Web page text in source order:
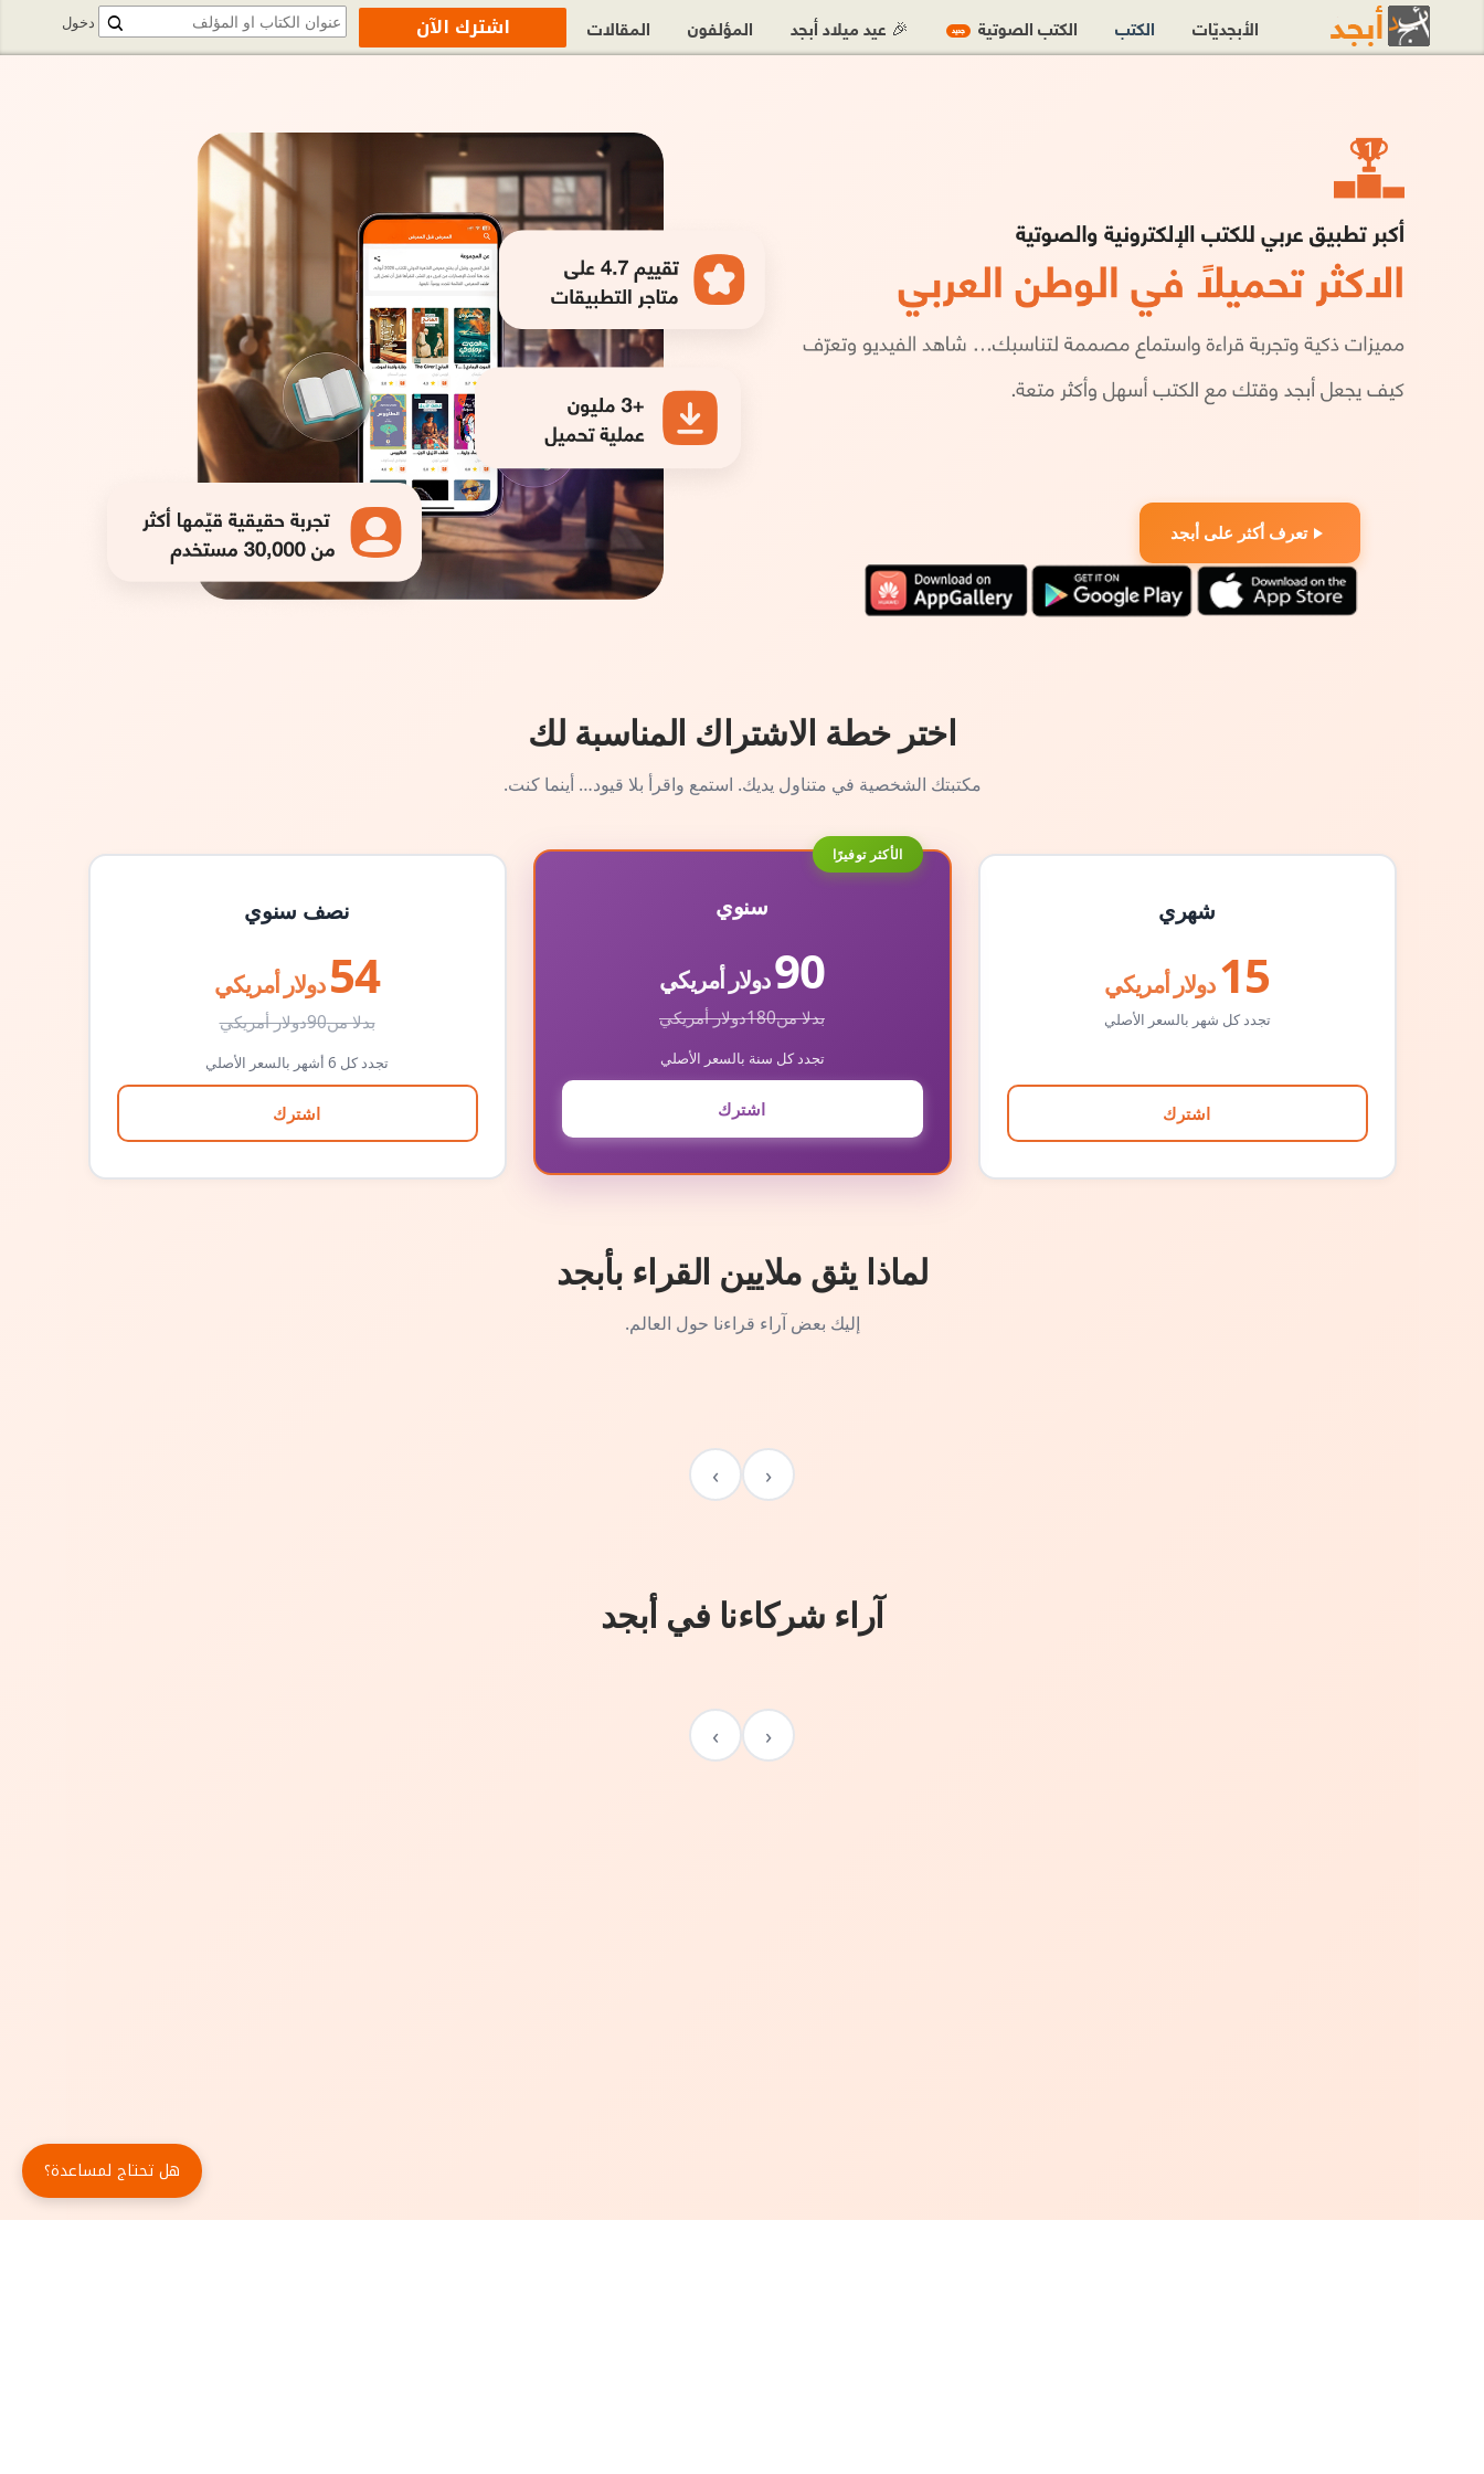
تعرف أكثر على أبجد
اختر خطة الاشتراك المناسبة لك
مكتبتك الشخصية في متناول يديك. استمع واقرأ بلا قيود… أينما كنت.
شهري
15 دولار أمريكي
تجدد كل شهر بالسعر الأصلي
اشترك
الأكثر توفيرًا
سنوي
90دولار أمريكي
بدلا من180دولار أمريكي
تجدد كل سنة بالسعر الأصلي
اشترك
نصف سنوي
54 دولار أمريكي
بدلا من90دولار أمريكي
تجدد كل 6 أشهر بالسعر الأصلي
اشترك
لماذا يثق ملايين القراء بأبجد
إليك بعض آراء قراءنا حول العالم.
‹
›
آراء شركاءنا في أبجد
‹
›
دخول الأبجديّات الكتب الكتب الصوتية جديد 🎉 عيد ميلاد أبجد المؤلفون المقالات اشترك الآن
هل تحتاج لمساعدة؟